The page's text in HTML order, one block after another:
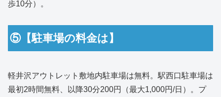
歩10分）。
⑤【駐車場の料金は】
軽井沢アウトレット敷地内駐車場は無料。駅西口駐車場は
最初2時間無料、以降30分200円（最大1,000円/日）。プ